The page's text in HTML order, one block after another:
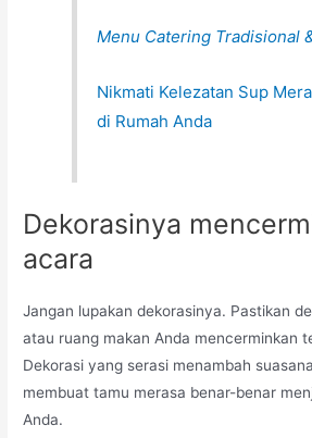
Menu Catering Tradisional
Nikmati Kelezatan Sup
di Rumah Anda
Dekorasinya
acara
Jangan lupakan dekorasinya. Pastikan
atau ruang makan Anda mencerminkan
Dekorasi yang serasi menambah
membuat tamu merasa benar-benar
Anda.